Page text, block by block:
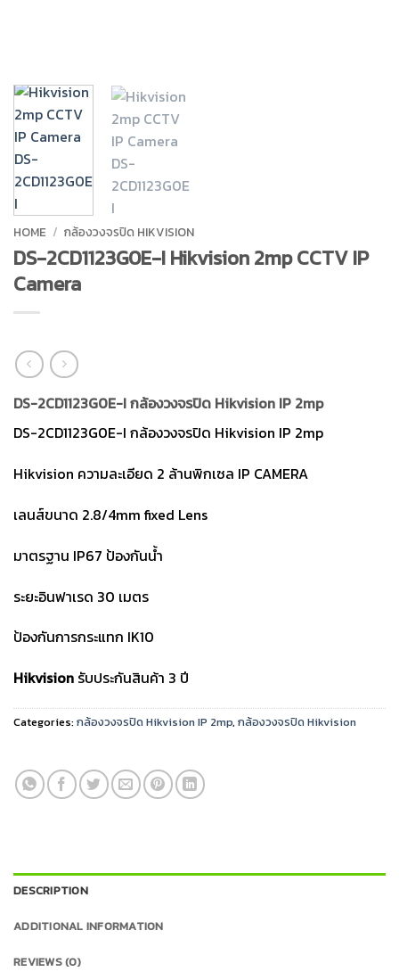
HOME / กล้องวงจรปิด HIKVISION
DS-2CD1123G0E-I Hikvision 2mp CCTV IP
Camera
DS-2CD1123G0E-I กล้องวงจรปิด Hikvision IP 2mp
DS-2CD1123G0E-I กล้องวงจรปิด Hikvision IP 2mp
Hikvision ความละเอียด 2 ล้านพิกเซล IP CAMERA
เลนส์ขนาด 2.8/4mm fixed Lens
มาตรฐาน IP67 ป้องกันน้ำ
ระยะอินฟาเรด 30 เมตร
ป้องกันการกระแทก IK10
Hikvision รับประกันสินค้า 3 ปี
Categories:กล้องวงจรปิด Hikvision IP 2mp, กล้องวงจรปิด Hikvision
DESCRIPTION
ADDITIONAL INFORMATION
REVIEWS (0)